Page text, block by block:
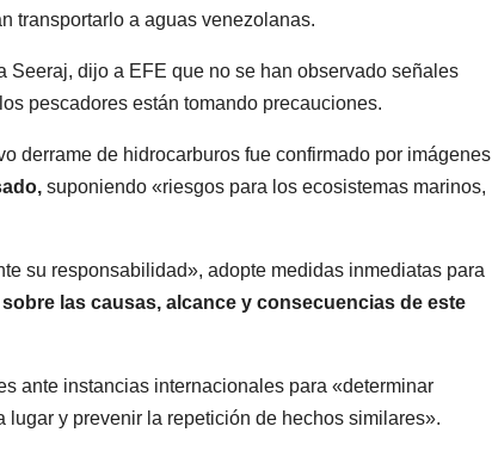
transportarlo a aguas venezolanas.
Seeraj, dijo a EFE que no se han observado señales
pescadores están tomando precauciones.
derrame de hidrocarburos fue confirmado por imágenes
suponiendo «riesgos para los ecosistemas marinos,
su responsabilidad», adopte medidas inmediatas para
las causas, alcance y consecuencias de este
ante instancias internacionales para «determinar
y prevenir la repetición de hechos similares».